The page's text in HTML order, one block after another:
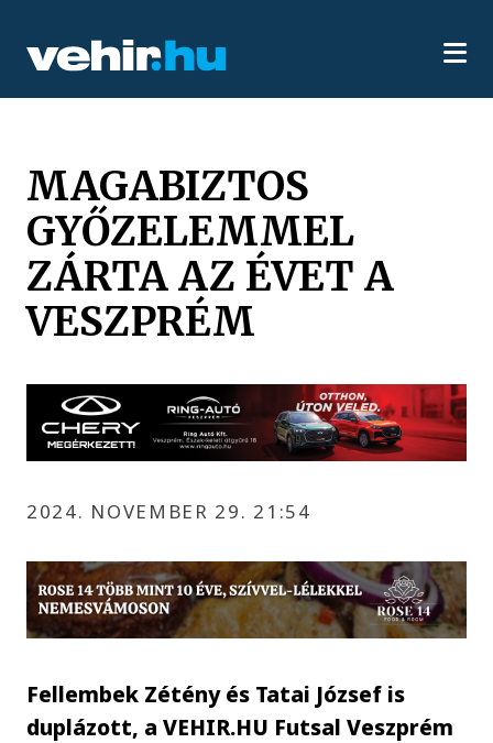
MAGABIZTOS
GYŐZELEMMEL
ZÁRTA AZ ÉVET A
VESZPRÉM
2024. NOVEMBER 29. 21:54
Fellembek Zétény és Tatai József is
duplázott, a VEHIR.HU Futsal Veszprém